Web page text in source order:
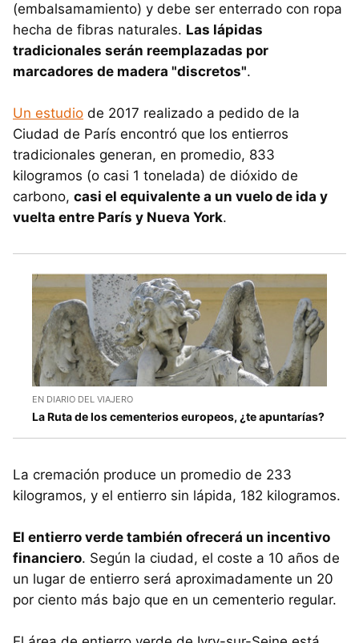
(embalsamamiento) y debe ser enterrado con ropa
hecha de fibras naturales. Las lápidas
tradicionales serán reemplazadas por
marcadores de madera "discretos".
Un estudio de 2017 realizado a pedido de la
Ciudad de París encontró que los entierros
tradicionales generan, en promedio, 833
kilogramos (o casi 1 tonelada) de dióxido de
carbono, casi el equivalente a un vuelo de ida y
vuelta entre París y Nueva York.
EN DIARIO DEL VIAJERO
La Ruta de los cementerios europeos, ¿te apuntarías?
La cremación produce un promedio de 233
kilogramos, y el entierro sin lápida, 182 kilogramos.
El entierro verde también ofrecerá un incentivo
financiero. Según la ciudad, el coste a 10 años de
un lugar de entierro será aproximadamente un 20
por ciento más bajo que en un cementerio regular.